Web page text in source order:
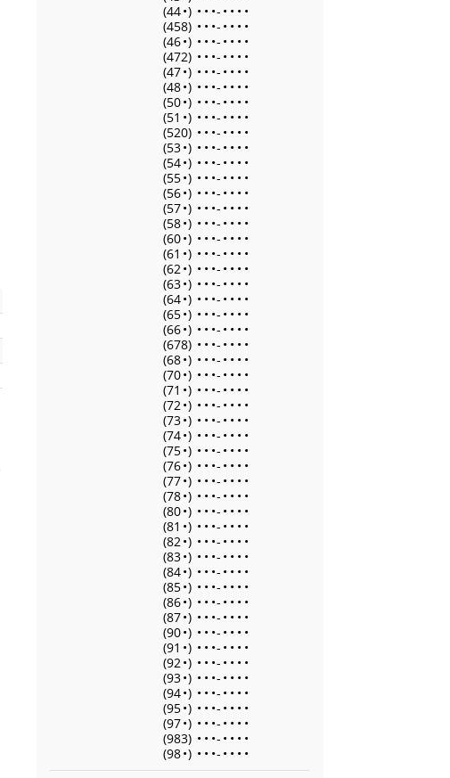
(44•) • • •- • • • •
(458) • • •- • • • •
(46•) • • •- • • • •
(472) • • •- • • • •
(47•) • • •- • • • •
(48•) • • •- • • • •
(50•) • • •- • • • •
(51 •) • • •- • • • •
(520) • • •- • • • •
(53•) • • •- • • • •
(54•) • • •- • • • •
(55•) • • •- • • • •
(56•) • • •- • • • •
(57•) • • •- • • • •
(58•) • • •- • • • •
(60•) • • •- • • • •
(61 •) • • •- • • • •
(62•) • • •- • • • •
(63•) • • •- • • • •
(64•) • • •- • • • •
(65•) • • •- • • • •
(66•) • • •- • • • •
(678) • • •- • • • •
(68•) • • •- • • • •
(70•) • • •- • • • •
(71 •) • • •- • • • •
(72•) • • •- • • • •
(73•) • • •- • • • •
(74•) • • •- • • • •
(75•) • • •- • • • •
(76•) • • •- • • • •
(77•) • • •- • • • •
(78•) • • •- • • • •
(80•) • • •- • • • •
(81 •) • • •- • • • •
(82•) • • •- • • • •
(83•) • • •- • • • •
(84•) • • •- • • • •
(85•) • • •- • • • •
(86•) • • •- • • • •
(87•) • • •- • • • •
(90•) • • •- • • • •
(91 •) • • •- • • • •
(92•) • • •- • • • •
(93•) • • •- • • • •
(94•) • • •- • • • •
(95•) • • •- • • • •
(97•) • • •- • • • •
(983) • • •- • • • •
(98•) • • •- • • • •